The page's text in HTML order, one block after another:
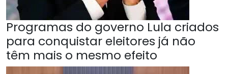
Programas do governo Lula criados
para conquistar eleitores já não
têm mais o mesmo efeito